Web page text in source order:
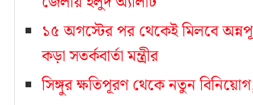
১৫ অগস্টের পর থেকেই মিলবে
কড়া সতর্কবার্তা মন্ত্রীর
সিঙ্গুর ক্ষতিপূরণ থেকে নতুন বিনিয়োগ,